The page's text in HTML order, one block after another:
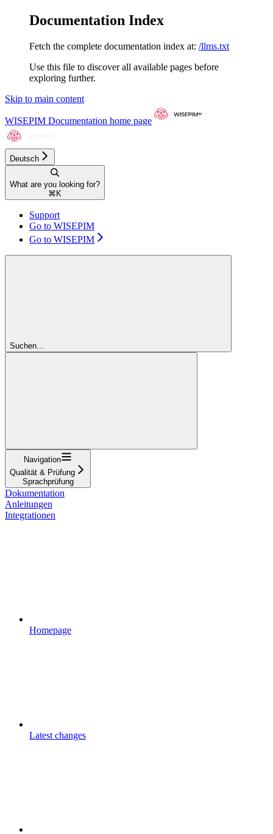
Documentation Index
Fetch the complete documentation index at: /llms.txt
Use this file to discover all available pages before
exploring further.
Skip to main content
WISEPIM Documentation home page
Deutsch
What are you looking for?
⌘ K
Support
Go to WISEPIM
Go to WISEPIM
Suchen...
Navigation
Qualität & Prüfung
Sprachprüfung
Dokumentation
Anleitungen
Integrationen
Homepage
Latest changes